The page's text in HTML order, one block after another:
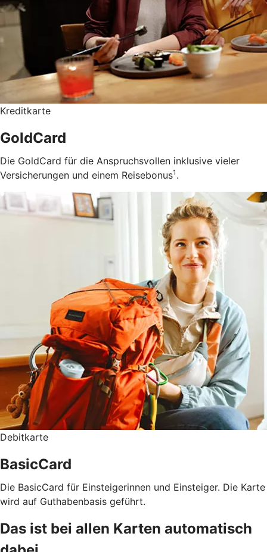
Kreditkarte
GoldCard
Die GoldCard für die Anspruchsvollen inklusive vieler
Versicherungen und einem Reisebonus1 .
Debitkarte
BasicCard
Die BasicCard für Einsteigerinnen und Einsteiger. Die Karte
wird auf Guthabenbasis geführt.
Das ist bei allen Karten automatisch